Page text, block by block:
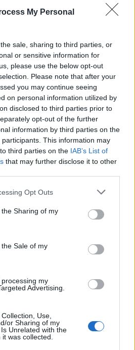
My Personal
sale, sharing to third parties, or
or sensitive information for
please use the below opt-out
Please note that after your
you may continue seeing
on personal information utilized by
disclosed to third parties prior to
opt-out of the further
information by third parties on the
participants. This information may
third parties on the IAB’s List of
that may further disclose it to other
Opt Outs
Sharing of my
Sale of my
my
Advertising.
Use,
or Sharing of my
Unrelated with the
was collected.
το OLAFAQ
Google News
.
επίσης